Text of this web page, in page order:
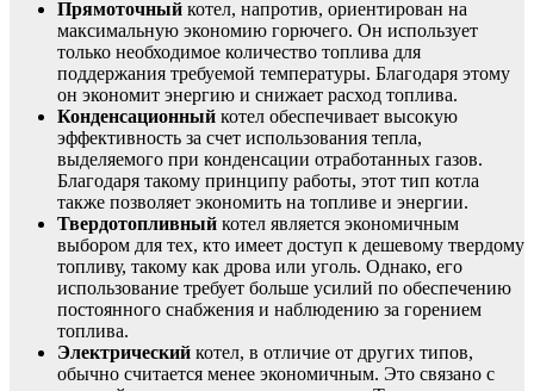
Прямоточный котел, напротив, ориентирован на
максимальную экономию горючего. Он использует
только необходимое количество топлива для
поддержания требуемой температуры. Благодаря этому
он экономит энергию и снижает расход топлива.
Конденсационный котел обеспечивает высокую
эффективность за счет использования тепла,
выделяемого при конденсации отработанных газов.
Благодаря такому принципу работы, этот тип котла
также позволяет экономить на топливе и энергии.
Твердотопливный котел является экономичным
выбором для тех, кто имеет доступ к дешевому твердому
топливу, такому как дрова или уголь. Однако, его
использование требует больше усилий по обеспечению
постоянного снабжения и наблюдению за горением
топлива.
Электрический котел, в отличие от других типов,
обычно считается менее экономичным. Это связано с